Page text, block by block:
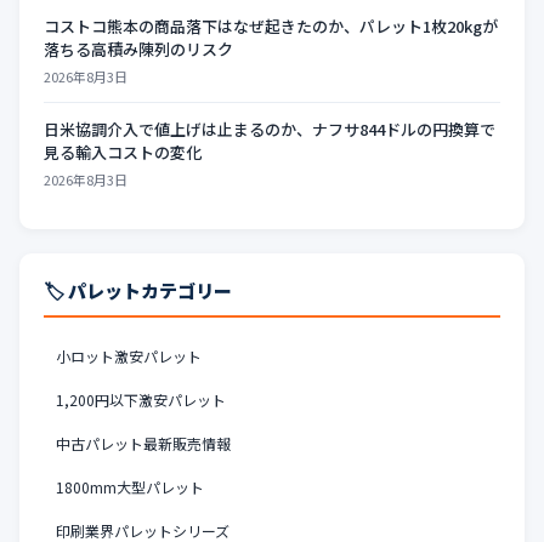
コストコ熊本の商品落下はなぜ起きたのか、パレット1枚20kgが
落ちる高積み陳列のリスク
2026年8月3日
日米協調介入で値上げは止まるのか、ナフサ844ドルの円換算で
見る輸入コストの変化
2026年8月3日
🏷️ パレットカテゴリー
小ロット激安パレット
1,200円以下激安パレット
中古パレット最新販売情報
1800mm大型パレット
印刷業界パレットシリーズ